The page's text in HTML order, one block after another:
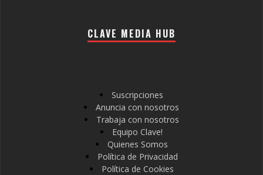
CLAVE MEDIA HUB
Suscripciones
Anuncia con nosotros
Trabaja con nosotros
Equipo Clave!
Quienes Somos
Política de Privacidad
Política de Cookies